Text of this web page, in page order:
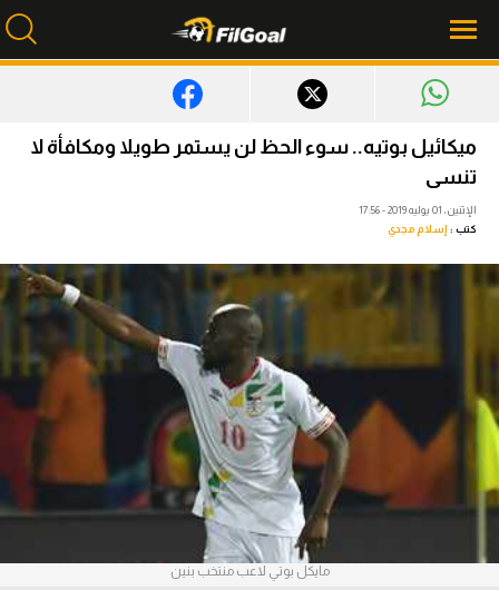
محتوى إخباري
أخبار
مباريات
ميركاتو
فانتازي في الجول
مسابقة التوقعات
فيديوهات
ميكائيل بوتيه.. سوء الحظ لن يستمر طويلا ومكافأة لا
تنسى
الإثنين، 01 يوليه 2019 - 17:56
كتب : إسلام مجدي
مايكل بوتي لاعب منتخب بنين